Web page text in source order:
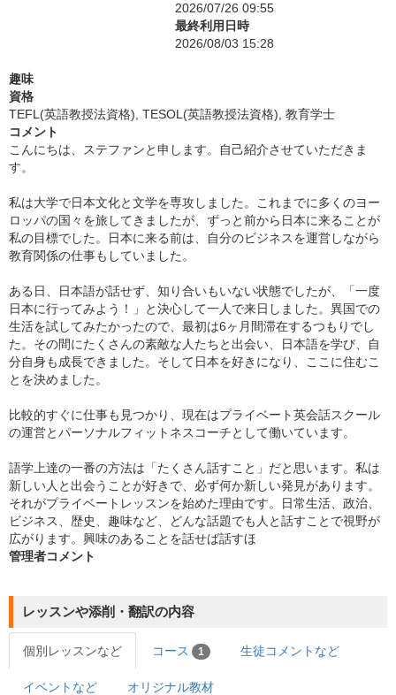
2026/07/26 09:55
最終利用日時
2026/08/03 15:28
趣味
資格
TEFL(英語教授法資格), TESOL(英語教授法資格), 教育学士
コメント
こんにちは、ステファンと申します。自己紹介させていただきま
す。
私は大学で日本文化と文学を専攻しました。これまでに多くのヨー
ロッパの国々を旅してきましたが、ずっと前から日本に来ることが
私の目標でした。日本に来る前は、自分のビジネスを運営しながら
教育関係の仕事もしていました。
ある日、日本語が話せず、知り合いもいない状態でしたが、「一度
日本に行ってみよう！」と決心して一人で来日しました。異国での
生活を試してみたかったので、最初は6ヶ月間滞在するつもりでし
た。その間にたくさんの素敵な人たちと出会い、日本語を学び、自
分自身も成長できました。そして日本を好きになり、ここに住むこ
とを決めました。
比較的すぐに仕事も見つかり、現在はプライベート英会話スクール
の運営とパーソナルフィットネスコーチとして働いています。
語学上達の一番の方法は「たくさん話すこと」だと思います。私は
新しい人と出会うことが好きで、必ず何か新しい発見があります。
それがプライベートレッスンを始めた理由です。日常生活、政治、
ビジネス、歴史、趣味など、どんな話題でも人と話すことで視野が
広がります。興味のあることを話せば話すほ
管理者コメント
レッスンや添削・翻訳の内容
個別レッスンなど コース 1 生徒コメントなど
イベントなど オリジナル教材